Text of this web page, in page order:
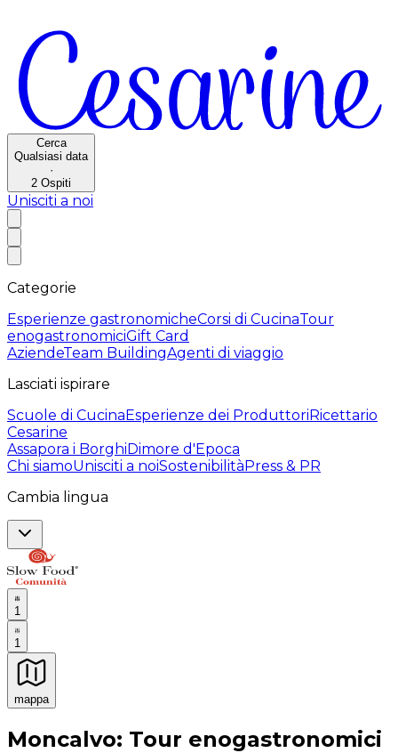
Cerca
Qualsiasi data
·
2 Ospiti
Unisciti a noi
Categorie
Esperienze gastronomicheCorsi di CucinaTour
enogastronomiciGift Card
AziendeTeam BuildingAgenti di viaggio
Lasciati ispirare
Scuole di CucinaEsperienze dei ProduttoriRicettario
Cesarine
Assapora i BorghiDimore d'Epoca
Chi siamoUnisciti a noiSostenibilitàPress & PR
Cambia lingua
1
1
mappa
Esperienze culinarie indimenticabili: Esperienze
Moncalvo: Tour enogastronomici